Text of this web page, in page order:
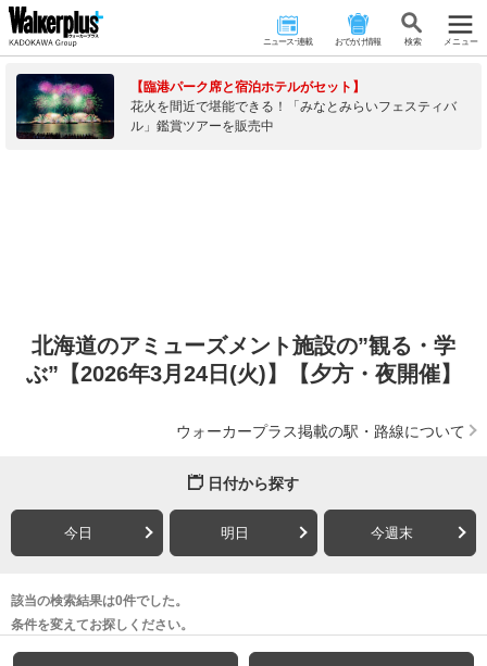
ニュース･連載 おでかけ情報 検 索 メニュー
【臨港パーク席と宿泊ホテルがセット】
花火を間近で堪能できる！「みなとみらいフェスティバ
ル」鑑賞ツアーを販売中
北海道のアミューズメント施設の”観る・学
ぶ”【2026年3月24日(火)】【夕方・夜開催】
ウォーカープラス掲載の駅・路線について
日付から探す
今日 明日 今週末
該当の検索結果は0件でした。
条件を変えてお探しください。